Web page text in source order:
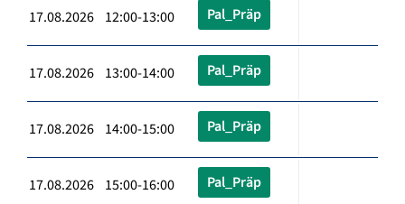
17.08.2026 12:00-13:00 Pal_Präp
17.08.2026 13:00-14:00 Pal_Präp
17.08.2026 14:00-15:00 Pal_Präp
17.08.2026 15:00-16:00 Pal_Präp